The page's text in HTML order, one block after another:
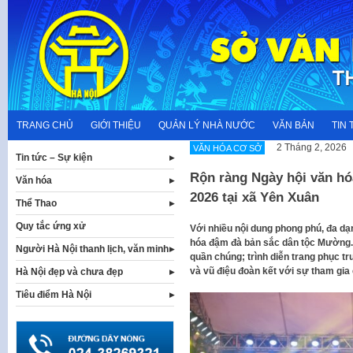
content
TRANG CHỦ GIỚI THIỆU QUẢN LÝ NHÀ NƯỚC VĂN BẢN TIN
VĂN HÓA CƠ SỞ 2 Tháng 2, 2026
Rộn ràng Ngày hội văn
2026 tại xã Yên Xuân
Với nhiều nội dung phong phú, đa
hóa đậm đà bản sắc dân tộc
quần chúng; trình diễn trang phục
và vũ điệu đoàn kết với sự tham
Tin tức – Sự kiện
Văn hóa
Thể Thao
Quy tắc ứng xử
Người Hà Nội thanh lịch, văn minh
Hà Nội đẹp và chưa đẹp
Tiêu điểm Hà Nội